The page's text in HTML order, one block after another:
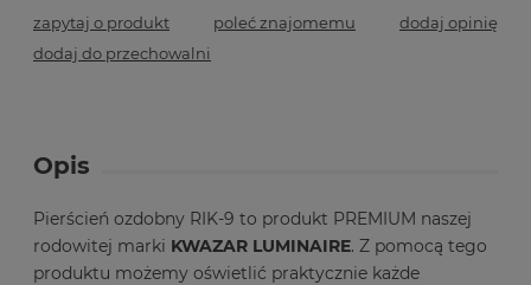
zapytaj o produkt poleć znajomemu
dodaj opinię
dodaj do przechowalni
Opis
Pierścień ozdobny RIK-9 to produkt PREMIUM naszej
rodowitej marki KWAZAR LUMINAIRE. Z pomocą tego
produktu możemy oświetlić praktycznie każde